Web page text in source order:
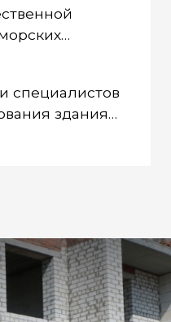
специалистов